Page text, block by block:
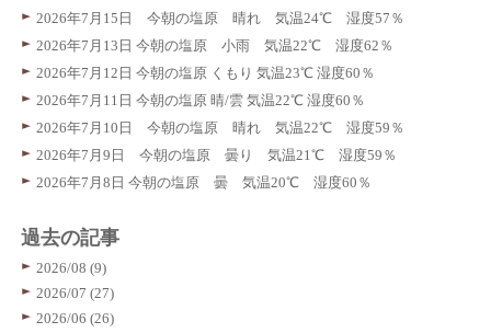
2026年7月15日 今朝の塩原 晴れ 気温24℃ 湿度57％
2026年7月13日 今朝の塩原 小雨 気温22℃ 湿度62％
2026年7月12日 今朝の塩原 くもり 気温23℃ 湿度60％
2026年7月11日 今朝の塩原 晴/雲 気温22℃ 湿度60％
2026年7月10日 今朝の塩原 晴れ 気温22℃ 湿度59％
2026年7月9日 今朝の塩原 曇り 気温21℃ 湿度59％
2026年7月8日 今朝の塩原 曇 気温20℃ 湿度60％
過去の記事
2026/08 (9)
2026/07 (27)
2026/06 (26)